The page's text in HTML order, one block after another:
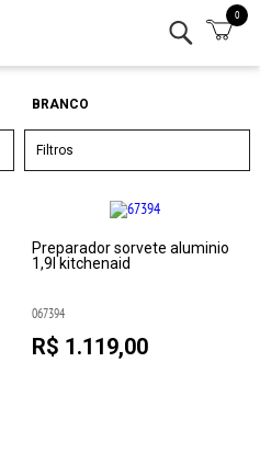
0
BRANCO
Filtros
Preparador sorvete aluminio
1,9l kitchenaid
067394
R$ 1.119,00